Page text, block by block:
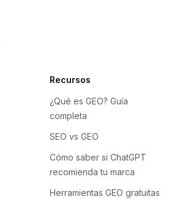
Recursos
¿Qué es GEO? Guía
completa
SEO vs GEO
Cómo saber si ChatGPT
recomienda tu marca
Herramientas GEO gratuitas